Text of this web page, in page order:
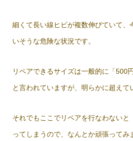
細くて長い線ヒビが複数伸びていて、
いそうな危険な状況です。
リペアできるサイズは一般的に「500
と言われていますが、明らかに超えて
それでもここでリペアを行なわないと
ってしまうので、なんとか頑張ってみ